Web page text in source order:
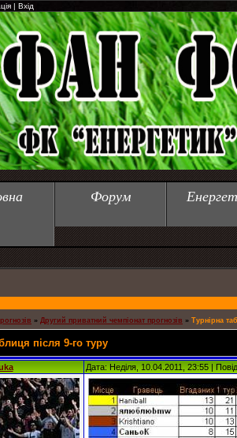
| Вхід
Форум
» Другий приватний чемпіонат прогнозів » Турнірна
після 9-го туру
Дата: Неділя, 10.04.2011, 23:55 |